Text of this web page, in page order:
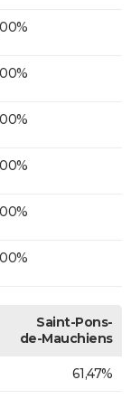
Saint-Pons-
de-Mauchiens
61,47%